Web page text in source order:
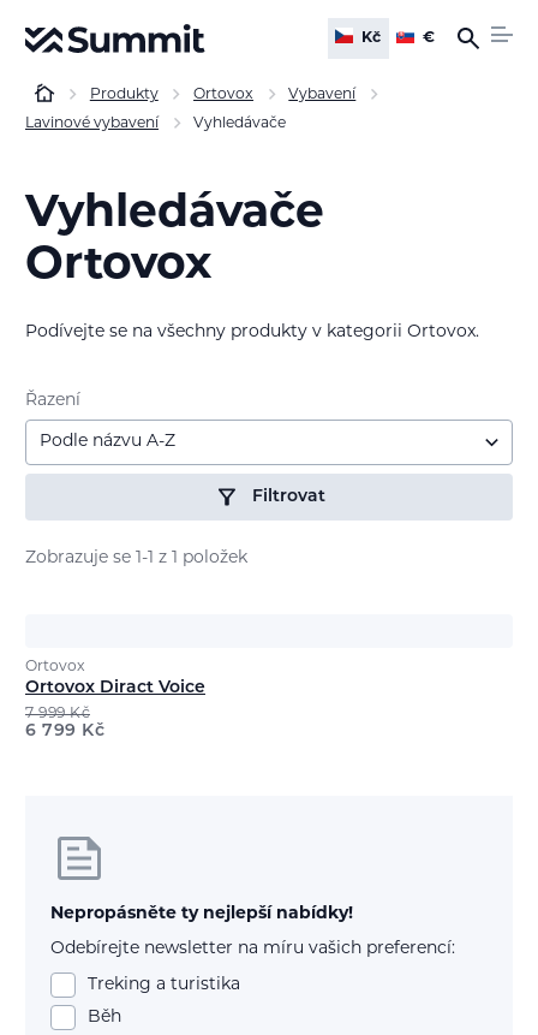
Kč €
Produkty Ortovox
Vybavení
Lavinové vybavení
Vyhledávače
Vyhledávače
Ortovox
Podívejte se na všechny produkty v kategorii Ortovox.
Řazení
Podle názvu A-Z
Filtrovat
Zobrazuje se 1-1 z 1 položek
Ortovox
Ortovox Diract Voice
7 999Kč
6 799 Kč
Nepropásněte ty nejlepší nabídky!
Odebírejte newsletter na míru vašich preferencí:
Treking a turistika
Běh